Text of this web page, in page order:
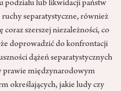
podziału lub likwidacji państw
separatystyczne, również
szerszej niezależności, co
doprowadzić do konfrontacji
dążeń separatystycznych
prawie międzynarodowym
określających, jakie ludy czy